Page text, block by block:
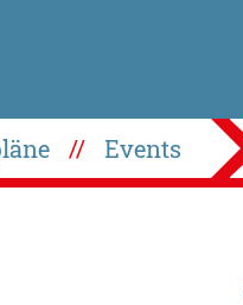
Events